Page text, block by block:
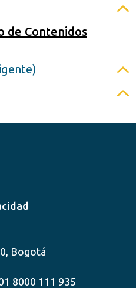
de Contenidos
Bogotá
8000 111 935